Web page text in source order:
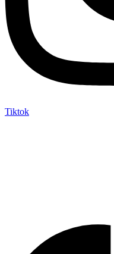
Tiktok